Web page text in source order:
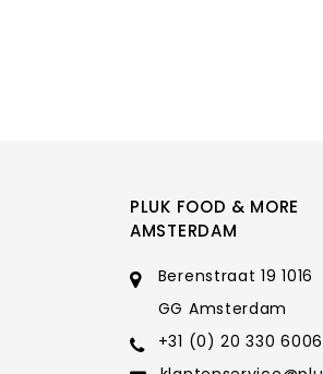
PLUK FOOD & MORE
AMSTERDAM
Berenstraat 19 1016
GG Amsterdam
+31 (0) 20 330 6006